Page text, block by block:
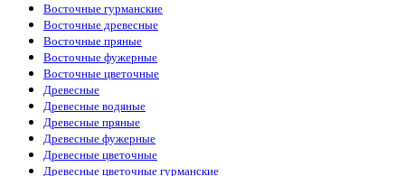
Восточные гурманские
Восточные древесные
Восточные пряные
Восточные фужерные
Восточные цветочные
Древесные
Древесные водяные
Древесные пряные
Древесные фужерные
Древесные цветочные
Древесные цветочные гурманские